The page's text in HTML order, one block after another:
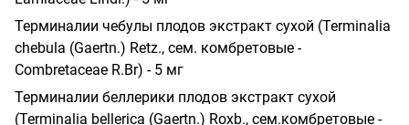
Терминалии чебулы плодов экстракт сухой (Terminalia
chebula (Gaertn.) Retz., сем. комбретовые -
Combretaceae R.Br) - 5 мг
Терминалии беллерики плодов экстракт сухой
(Terminalia bellerica (Gaertn.) Roxb., сем.комбретовые -